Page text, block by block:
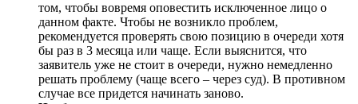
том, чтобы вовремя оповестить исключенное лицо о
данном факте. Чтобы не возникло проблем,
рекомендуется проверять свою позицию в очереди хотя
бы раз в 3 месяца или чаще. Если выяснится, что
заявитель уже не стоит в очереди, нужно немедленно
решать проблему (чаще всего – через суд). В противном
случае все придется начинать заново.